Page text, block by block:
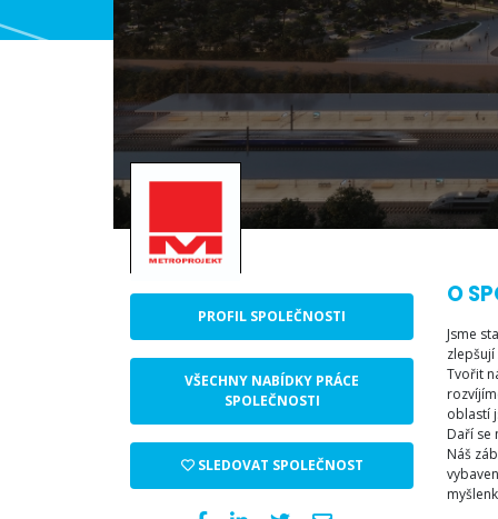
PROFIL SPOLEČNOSTI
VŠECHNY NABÍDKY PRÁCE
SPOLEČNOSTI
SLEDOVAT SPOLEČNOST
O
Jsme
Tvořit
oblastí
Daří se
Náš